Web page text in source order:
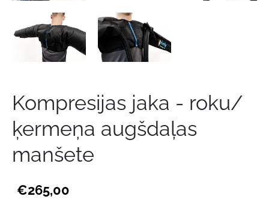
Kompresijas jaka - roku/
ķermeņa augšdaļas
manšete
€265,00